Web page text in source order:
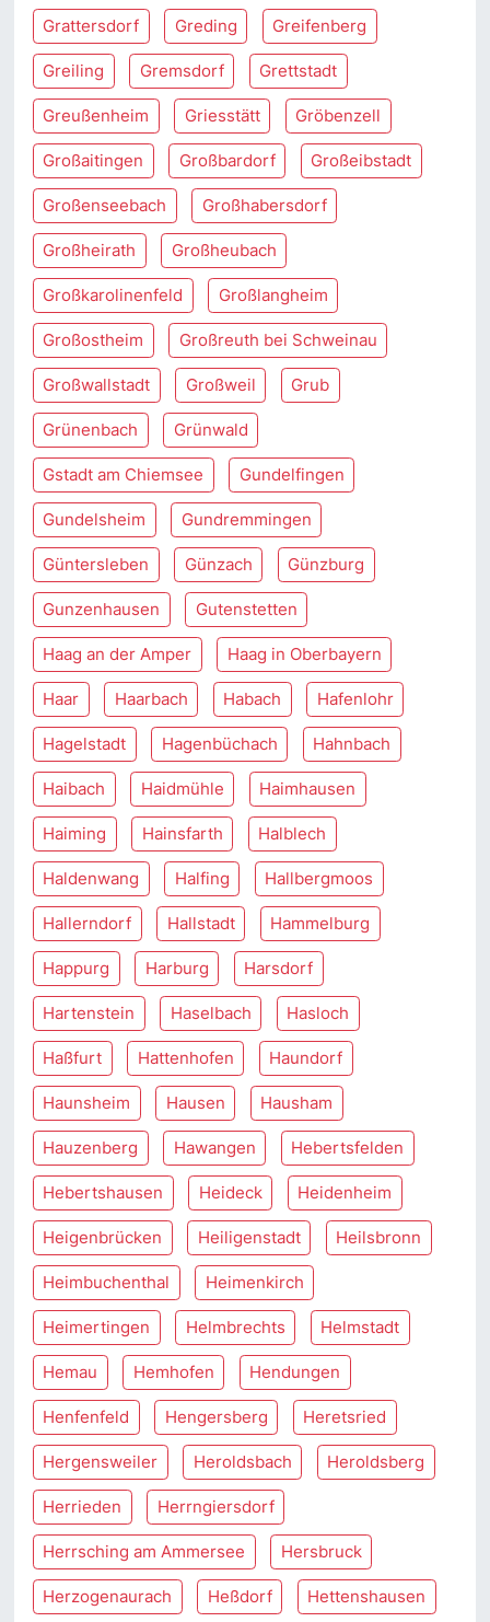
Grattersdorf Greding Greifenberg
Greiling Gremsdorf Grettstadt
Greußenheim Griesstätt Gröbenzell
Großaitingen Großbardorf Großeibstadt
Großenseebach Großhabersdorf
Großheirath Großheubach
Großkarolinenfeld Großlangheim
Großostheim Großreuth bei Schweinau
Großwallstadt Großweil Grub
Grünenbach Grünwald
Gstadt am Chiemsee Gundelfingen
Gundelsheim Gundremmingen
Güntersleben Günzach Günzburg
Gunzenhausen Gutenstetten
Haag an der Amper Haag in Oberbayern
Haar Haarbach Habach Hafenlohr
Hagelstadt Hagenbüchach Hahnbach
Haibach Haidmühle Haimhausen
Haiming Hainsfarth Halblech
Haldenwang Halfing Hallbergmoos
Hallerndorf Hallstadt Hammelburg
Happurg Harburg Harsdorf
Hartenstein Haselbach Hasloch
Haßfurt Hattenhofen Haundorf
Haunsheim Hausen Hausham
Hauzenberg Hawangen Hebertsfelden
Hebertshausen Heideck Heidenheim
Heigenbrücken Heiligenstadt Heilsbronn
Heimbuchenthal Heimenkirch
Heimertingen Helmbrechts Helmstadt
Hemau Hemhofen Hendungen
Henfenfeld Hengersberg Heretsried
Hergensweiler Heroldsbach Heroldsberg
Herrieden Herrngiersdorf
Herrsching am Ammersee Hersbruck
Herzogenaurach Heßdorf Hettenshausen